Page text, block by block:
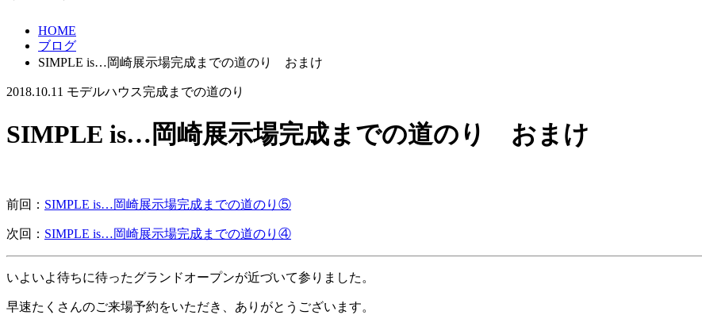
HOME
ブログ
SIMPLE is…岡崎展示場完成までの道のり おまけ
2018.10.11 モデルハウス完成までの道のり
SIMPLE is…岡崎展示場完成までの道のり おまけ
前回： SIMPLE is…岡崎展示場完成までの道のり⑤
次回： SIMPLE is…岡崎展示場完成までの道のり④
いよいよ待ちに待ったグランドオープンが近づいて参りました。
早速たくさんのご来場予約をいただき、ありがとうございます。